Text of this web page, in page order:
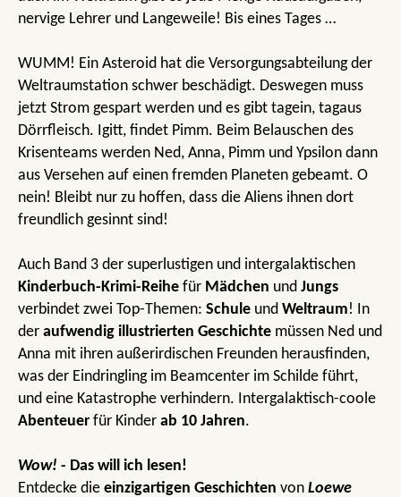
nervige Lehrer und Langeweile! Bis eines Tages …
WUMM! Ein Asteroid hat die Versorgungsabteilung der
Weltraumstation schwer beschädigt. Deswegen muss
jetzt Strom gespart werden und es gibt tagein, tagaus
Dörrfleisch. Igitt, findet Pimm. Beim Belauschen des
Krisenteams werden Ned, Anna, Pimm und Ypsilon dann
aus Versehen auf einen fremden Planeten gebeamt. O
nein! Bleibt nur zu hoffen, dass die Aliens ihnen dort
freundlich gesinnt sind!
Auch Band 3 der superlustigen und intergalaktischen
Kinderbuch-Krimi-Reihe für Mädchen und Jungs
verbindet zwei Top-Themen: Schule und Weltraum! In
der aufwendig illustrierten Geschichte müssen Ned und
Anna mit ihren außerirdischen Freunden herausfinden,
was der Eindringling im Beamcenter im Schilde führt,
und eine Katastrophe verhindern. Intergalaktisch-coole
Abenteuer für Kinder ab 10 Jahren.
Wow! - Das will ich lesen!
Entdecke die einzigartigen Geschichten von Loewe